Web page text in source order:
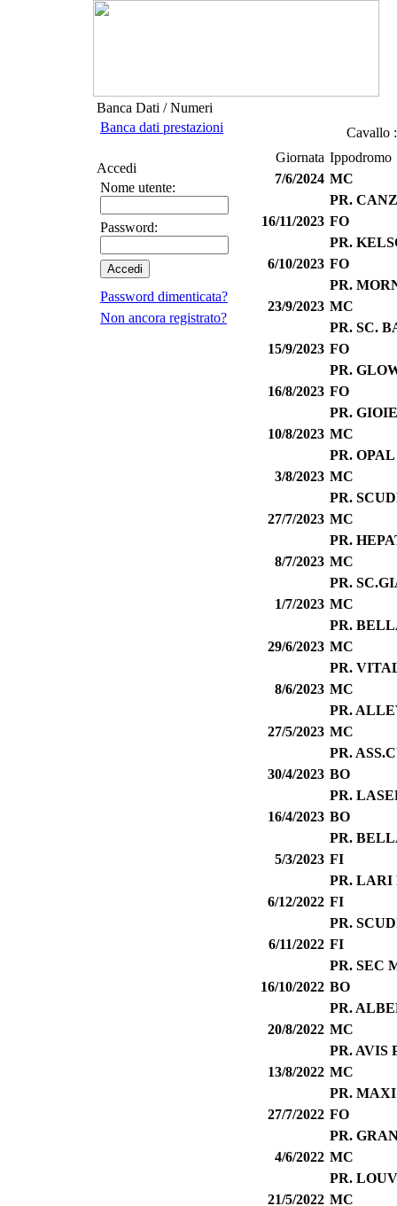
Banca Dati / Numeri
Banca dati prestazioni
Accedi
Nome utente:
Password:
Password dimenticata?
Non ancora registrato?
Cavallo :
Giornata Ippodromo
7/6/2024 MC
PR.
16/11/2023 FO
PR.
6/10/2023 FO
PR.
23/9/2023 MC
PR. SC.
15/9/2023 FO
PR.
16/8/2023 FO
PR.
10/8/2023 MC
PR.
3/8/2023 MC
PR.
27/7/2023 MC
PR.
8/7/2023 MC
PR.
1/7/2023 MC
PR.
29/6/2023 MC
PR.
8/6/2023 MC
PR.
27/5/2023 MC
PR.
30/4/2023 BO
PR.
16/4/2023 BO
PR.
5/3/2023 FI
PR. LARI
6/12/2022 FI
PR.
6/11/2022 FI
PR. SEC
16/10/2022 BO
PR.
20/8/2022 MC
PR. AVIS
13/8/2022 MC
PR.
27/7/2022 FO
PR.
4/6/2022 MC
PR.
21/5/2022 MC